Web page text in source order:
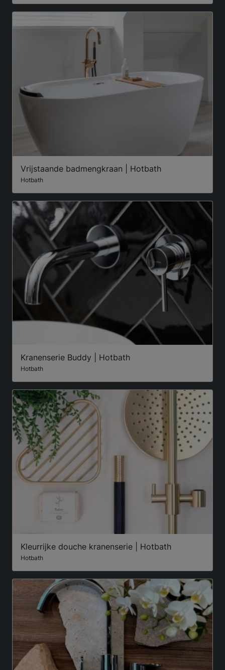
Vrijstaande badmengkraan | Hotbath
Hotbath
Kranenserie Buddy | Hotbath
Hotbath
Kleurrijke douche kranenserie | Hotbath
Hotbath